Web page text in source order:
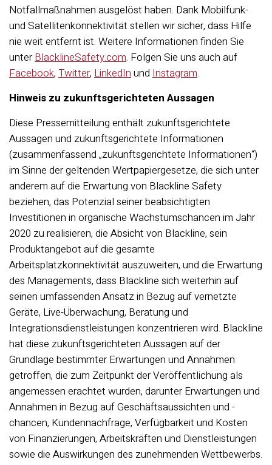
Notfallmaßnahmen ausgelöst haben. Dank Mobilfunk-
und Satellitenkonnektivität stellen wir sicher, dass Hilfe
nie weit entfernt ist. Weitere Informationen finden Sie
unterBlacklineSafety.com. Folgen Sie uns auch auf
Facebook, Twitter, LinkedInund Instagram.
Hinweis zu zukunftsgerichteten Aussagen
Diese Pressemitteilung enthält zukunftsgerichtete
Aussagen und zukunftsgerichtete Informationen
(zusammenfassend „zukunftsgerichtete Informationen“)
im Sinne der geltenden Wertpapiergesetze, die sich unter
anderem auf die Erwartung von Blackline Safety
beziehen, das Potenzial seiner beabsichtigten
Investitionen in organische Wachstumschancen im Jahr
2020 zu realisieren, die Absicht von Blackline, sein
Produktangebot auf die gesamte
Arbeitsplatzkonnektivität auszuweiten, und die Erwartung
des Managements, dass Blackline sich weiterhin auf
seinen umfassenden Ansatz in Bezug auf vernetzte
Geräte, Live-Überwachung, Beratung und
Integrationsdienstleistungen konzentrieren wird. Blackline
hat diese zukunftsgerichteten Aussagen auf der
Grundlage bestimmter Erwartungen und Annahmen
getroffen, die zum Zeitpunkt der Veröffentlichung als
angemessen erachtet wurden, darunter Erwartungen und
Annahmen in Bezug auf Geschäftsaussichten und -
chancen, Kundennachfrage, Verfügbarkeit und Kosten
von Finanzierungen, Arbeitskräften und Dienstleistungen
sowie die Auswirkungen des zunehmenden Wettbewerbs.